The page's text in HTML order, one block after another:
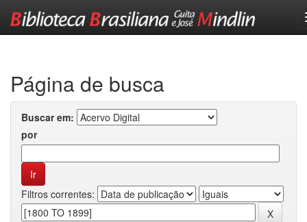
Página de busca
Buscar em:
por
Filtros correntes: